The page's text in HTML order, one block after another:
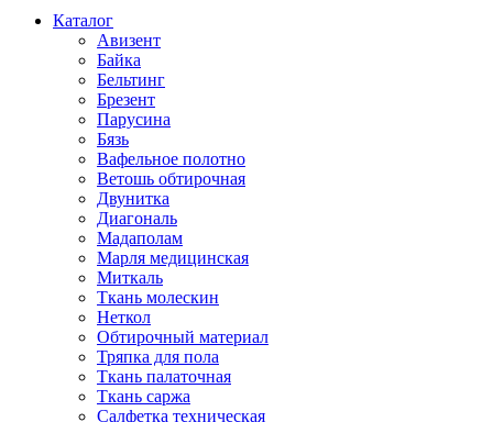
Каталог
Авизент
Байка
Бельтинг
Брезент
Парусина
Бязь
Вафельное полотно
Ветошь обтирочная
Двунитка
Диагональ
Мадаполам
Марля медицинская
Миткаль
Ткань молескин
Неткол
Обтирочный материал
Тряпка для пола
Ткань палаточная
Ткань саржа
Салфетка техническая